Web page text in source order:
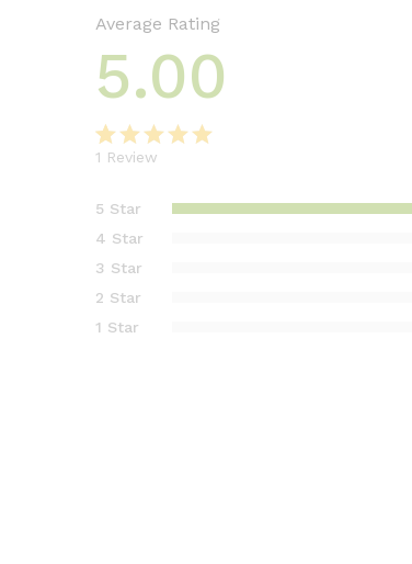
Average Rating
5.00
5.00 su
base di
recension
i
1 Review
5 Star
4 Star
3 Star
2 Star
1 Star